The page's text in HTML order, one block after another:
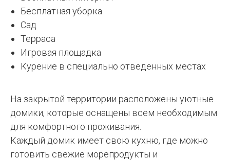
Бесплатная уборка
Сад
Терраса
Игровая площадка
Курение в специально отведенных местах
На закрытой территории расположены уютные
домики, которые оснащены всем необходимым
для комфортного проживания.
Каждый домик имеет свою кухню, где можно
готовить свежие морепродукты и